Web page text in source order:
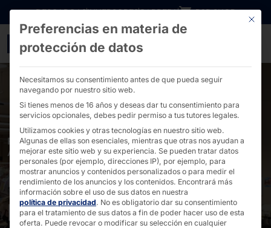
Ir directamente al contenido
DESCARGASINVERSORESCARRERA B2B SHOP
POLYTOUCH® para
POLYTOUCH® EN EL SECTOR MINORISTA DE
ALIMENTACIÓN
PORTAL como SCO
para EDEKA
Este
Preferencias en materia de
protección de datos
Necesitamos su consentimiento antes de que pueda seguir
navegando por nuestro sitio web.
Si tienes menos de 16 años y deseas dar tu consentimiento para
servicios opcionales, debes pedir permiso a tus tutores legales.
Utilizamos cookies y otras tecnologías en nuestro sitio web.
Algunas de ellas son esenciales, mientras que otras nos ayudan a
mejorar este sitio web y su experiencia. Se pueden tratar datos
personales (por ejemplo, direcciones IP), por ejemplo, para
mostrar anuncios y contenidos personalizados o para medir el
rendimiento de los anuncios y los contenidos. Encontrará más
información sobre el uso de sus datos en nuestra
política de privacidad. No es obligatorio dar su consentimiento
para el tratamiento de sus datos a fin de poder hacer uso de esta
oferta. Puede revocar o modificar su selección en cualquier